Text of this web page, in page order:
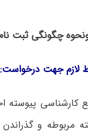
چگونگی ثبت
لازم جهت درخواست:
کارشناسی پیوسته